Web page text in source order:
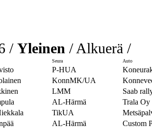
/ Yleinen / Alkuerä /
Seura
Auto
P-HUA
KonnMK/UA
LMM Saab
AL-Härmä Trala Oy
TikUA
AL-Härmä Custom